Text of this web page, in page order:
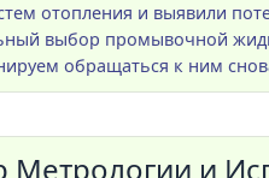
отопления и выявили
выбор промывочной
обращаться к ним
и